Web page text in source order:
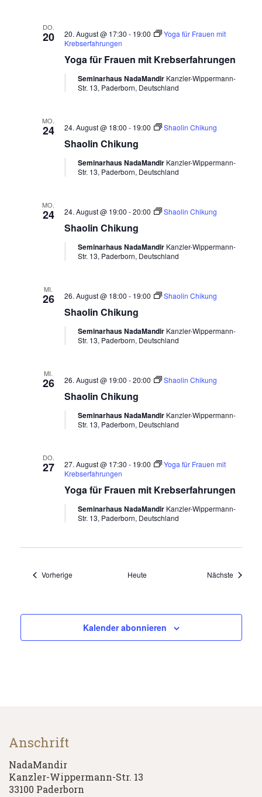
DO.
20
Yoga für Frauen mit Krebserfahrungen
20. August @ 17:30 - 19:00
Yoga für Frauen mit
Krebserfahrungen
Seminarhaus NadaMandir Kanzler-Wippermann-
Str. 13, Paderborn, Deutschland
MO.
24
Shaolin Chikung
24. August @ 18:00 - 19:00 Shaolin Chikung
Seminarhaus NadaMandir Kanzler-Wippermann-
Str. 13, Paderborn, Deutschland
MO.
24
Shaolin Chikung
24. August @ 19:00 -20:00 Shaolin Chikung
Seminarhaus NadaMandir Kanzler-Wippermann-
Str. 13, Paderborn, Deutschland
MI.
26
Shaolin Chikung
26. August @ 18:00 - 19:00 Shaolin Chikung
Seminarhaus NadaMandir Kanzler-Wippermann-
Str. 13, Paderborn, Deutschland
MI.
26
Shaolin Chikung
26. August @ 19:00 -20:00 Shaolin Chikung
Seminarhaus NadaMandir Kanzler-Wippermann-
Str. 13, Paderborn, Deutschland
DO.
27
Yoga für Frauen mit Krebserfahrungen
27. August @ 17:30 - 19:00
Yoga für Frauen mit
Krebserfahrungen
Seminarhaus NadaMandir Kanzler-Wippermann-
Str. 13, Paderborn, Deutschland
VorherigeVeranstaltungen Heute Nächste
Kalender abonnieren
Anschrift
NadaMandir
Kanzler-Wippermann-Str. 13
33100 Paderborn